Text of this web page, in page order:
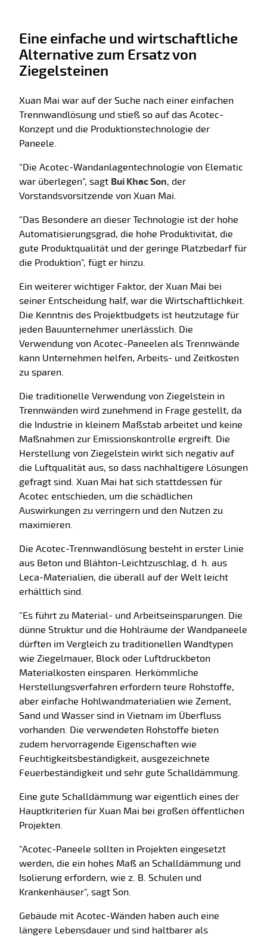
Eine einfache und wirtschaftliche
Alternative zum Ersatz von
Ziegelsteinen
Xuan Mai war auf der Suche nach einer einfachen
Trennwandlösung und stieß so auf das Acotec-
Konzept und die Produktionstechnologie der
Paneele.
"Die Acotec-Wandanlagentechnologie von Elematic
war überlegen", sagt Bui Khac Son, der
Vorstandsvorsitzende von Xuan Mai.
"Das Besondere an dieser Technologie ist der hohe
Automatisierungsgrad, die hohe Produktivität, die
gute Produktqualität und der geringe Platzbedarf für
die Produktion", fügt er hinzu.
Ein weiterer wichtiger Faktor, der Xuan Mai bei
seiner Entscheidung half, war die Wirtschaftlichkeit.
Die Kenntnis des Projektbudgets ist heutzutage für
jeden Bauunternehmer unerlässlich. Die
Verwendung von Acotec-Paneelen als Trennwände
kann Unternehmen helfen, Arbeits- und Zeitkosten
zu sparen.
Die traditionelle Verwendung von Ziegelstein in
Trennwänden wird zunehmend in Frage gestellt, da
die Industrie in kleinem Maßstab arbeitet und keine
Maßnahmen zur Emissionskontrolle ergreift. Die
Herstellung von Ziegelstein wirkt sich negativ auf
die Luftqualität aus, so dass nachhaltigere Lösungen
gefragt sind. Xuan Mai hat sich stattdessen für
Acotec entschieden, um die schädlichen
Auswirkungen zu verringern und den Nutzen zu
maximieren.
Die Acotec-Trennwandlösung besteht in erster Linie
aus Beton und Blähton-Leichtzuschlag, d. h. aus
Leca-Materialien, die überall auf der Welt leicht
erhältlich sind.
"Es führt zu Material- und Arbeitseinsparungen. Die
dünne Struktur und die Hohlräume der Wandpaneele
dürften im Vergleich zu traditionellen Wandtypen
wie Ziegelmauer, Block oder Luftdruckbeton
Materialkosten einsparen. Herkömmliche
Herstellungsverfahren erfordern teure Rohstoffe,
aber einfache Hohlwandmaterialien wie Zement,
Sand und Wasser sind in Vietnam im Überfluss
vorhanden. Die verwendeten Rohstoffe bieten
zudem hervorragende Eigenschaften wie
Feuchtigkeitsbeständigkeit, ausgezeichnete
Feuerbeständigkeit und sehr gute Schalldämmung.
Eine gute Schalldämmung war eigentlich eines der
Hauptkriterien für Xuan Mai bei großen öffentlichen
Projekten.
"Acotec-Paneele sollten in Projekten eingesetzt
werden, die ein hohes Maß an Schalldämmung und
Isolierung erfordern, wie z. B. Schulen und
Krankenhäuser", sagt Son.
Gebäude mit Acotec-Wänden haben auch eine
längere Lebensdauer und sind haltbarer als